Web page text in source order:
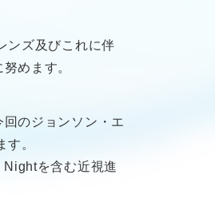
ンズ及びこれに伴
めます。
のジョンソン・エ
。
を含む近視進